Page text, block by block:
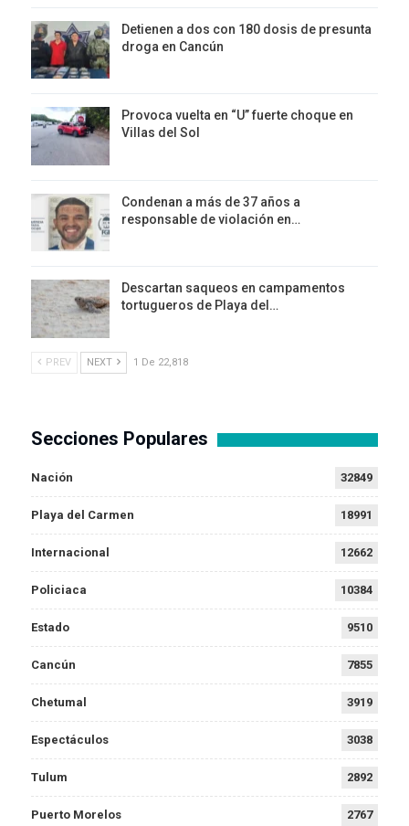
Detienen a dos con 180 dosis de presunta
droga en Cancún
Provoca vuelta en “U” fuerte choque en
Villas del Sol
Condenan a más de 37 años a
responsable de violación en…
Descartan saqueos en campamentos
tortugueros de Playa del…
PREV NEXT 1 De 22,818
Secciones Populares
Nación 32849
Playa del Carmen 18991
Internacional 12662
Policiaca 10384
Estado 9510
Cancún 7855
Chetumal 3919
Espectáculos 3038
Tulum 2892
Puerto Morelos 2767